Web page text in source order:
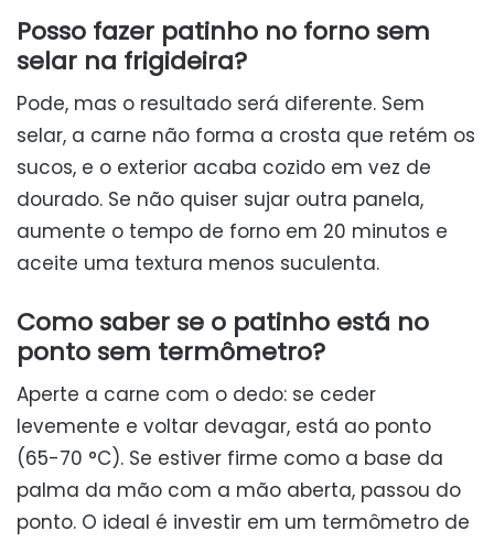
Posso fazer patinho no forno sem
selar na frigideira?
Pode, mas o resultado será diferente. Sem
selar, a carne não forma a crosta que retém os
sucos, e o exterior acaba cozido em vez de
dourado. Se não quiser sujar outra panela,
aumente o tempo de forno em 20 minutos e
aceite uma textura menos suculenta.
Como saber se o patinho está no
ponto sem termômetro?
Aperte a carne com o dedo: se ceder
levemente e voltar devagar, está ao ponto
(65-70 °C). Se estiver firme como a base da
palma da mão com a mão aberta, passou do
ponto. O ideal é investir em um termômetro de